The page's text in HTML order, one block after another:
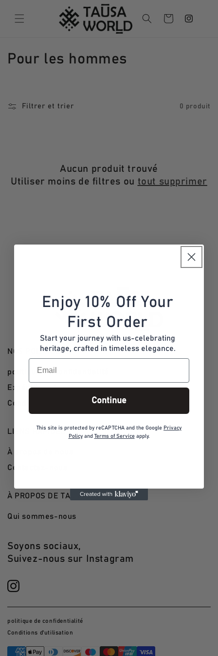
au
Panier
on
C
Pour les hommes
Filtrer et trier 0 produit
Aucun produit trouvé
Utiliser moins de filtres ou tout supprimer
NOS POLITIQUES
politique de confidentialité
Expédition et retours
Conditions d'utilisation
LIENS RAPIDES
À propos de nous
Contactez-nous
À PROPOS DE TAUSA WORLD
Qui sommes-nous
Soyons sociaux,
Suivez-nous sur Instagram
politique de confidentialité
Conditions d'utilisation
Enjoy 10% Off Your
First Order
Start your journey with us-celebrating
heritage, crafted in timeless elegance.
Email
Continue
This site is protected by reCAPTCHA and the Google Privacy
Policyand Terms of Serviceapply.